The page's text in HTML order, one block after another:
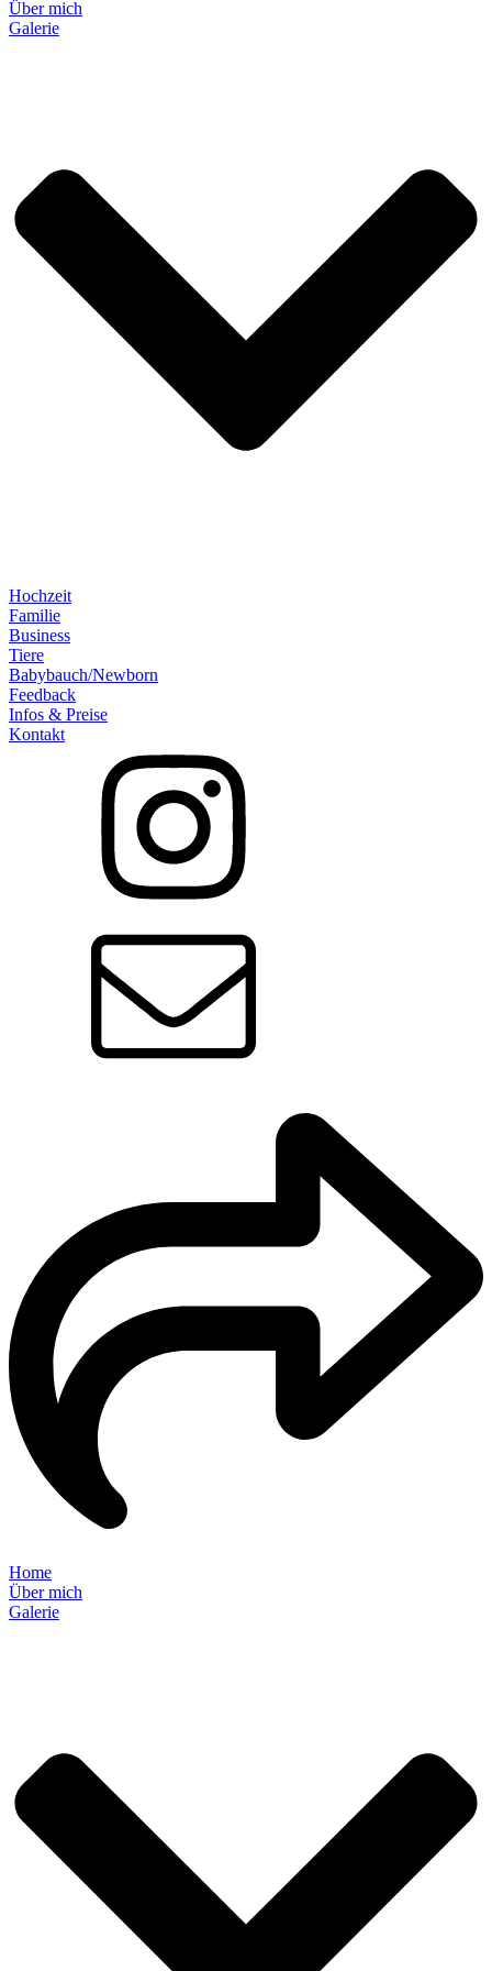
Über mich
Galerie
Hochzeit
Familie
Business
Tiere
Babybauch/Newborn
Feedback
Infos & Preise
Kontakt
Home
Über mich
Galerie